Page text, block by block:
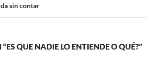
sin contar
QUE NADIE LO ENTIENDE O QUÉ?”